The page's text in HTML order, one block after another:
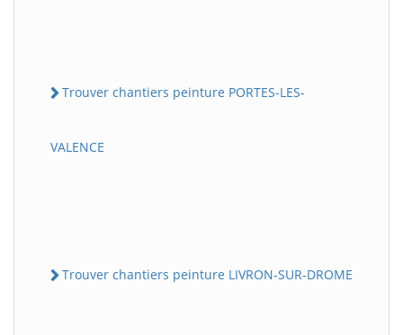
Trouver chantiers peinture PORTES-LES-
VALENCE
Trouver chantiers peinture LIVRON-SUR-DROME